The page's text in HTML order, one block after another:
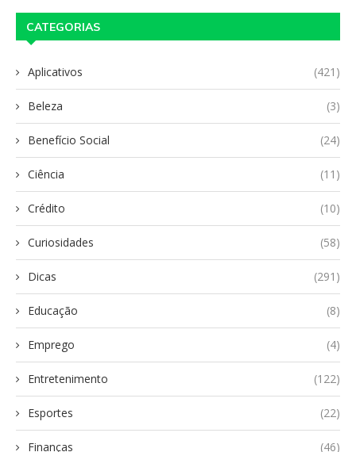
CATEGORIAS
Aplicativos (421)
Beleza (3)
Benefício Social (24)
Ciência (11)
Crédito (10)
Curiosidades (58)
Dicas (291)
Educação (8)
Emprego (4)
Entretenimento (122)
Esportes (22)
Finanças (46)